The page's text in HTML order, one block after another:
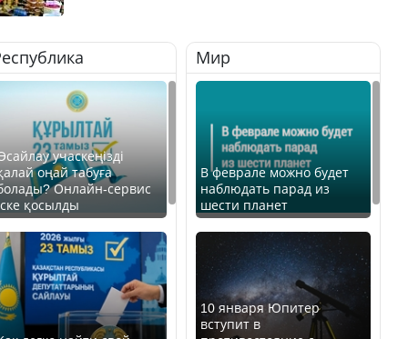
учаскеңізді
оңай табуға
Онлайн-сервис
қосылды
Мир
В феврале можно будет
наблюдать парад из
шести планет
10 января Юпитер
вступит в